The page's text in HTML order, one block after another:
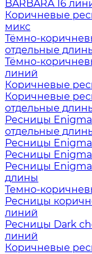
BARBARA 16
Коричневые
микс
Тёмно-
отдельные
Тёмно-
линий
Коричневые
Коричневые
отдельные
Ресницы
отдельные
Ресницы
Ресницы
Ресницы
длины
Темно-
Ресницы
линий
Ресницы Dark
линий
Коричневые